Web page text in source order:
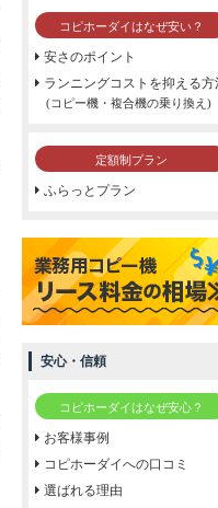
コピホーダイはなぜ安い？
安さのポイント
ランニングコストを抑える方
(コピー機・複合機の乗り換え)
定額制プラン
ふらっとプラン
安心・信頼
コピホーダイはなぜ安心？
お客様事例
コピホーダイへの口コミ
選ばれる理由